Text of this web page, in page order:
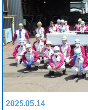
2025.05.14